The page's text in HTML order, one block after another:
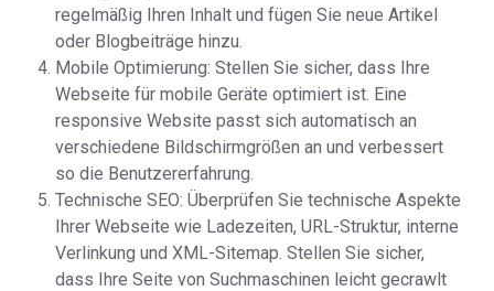
regelmäßig Ihren Inhalt und fügen Sie neue Artikel
oder Blogbeiträge hinzu.
Mobile Optimierung: Stellen Sie sicher, dass Ihre
Webseite für mobile Geräte optimiert ist. Eine
responsive Website passt sich automatisch an
verschiedene Bildschirmgrößen an und verbessert
so die Benutzererfahrung.
Technische SEO: Überprüfen Sie technische Aspekte
Ihrer Webseite wie Ladezeiten, URL-Struktur, interne
Verlinkung und XML-Sitemap. Stellen Sie sicher,
dass Ihre Seite von Suchmaschinen leicht gecrawlt